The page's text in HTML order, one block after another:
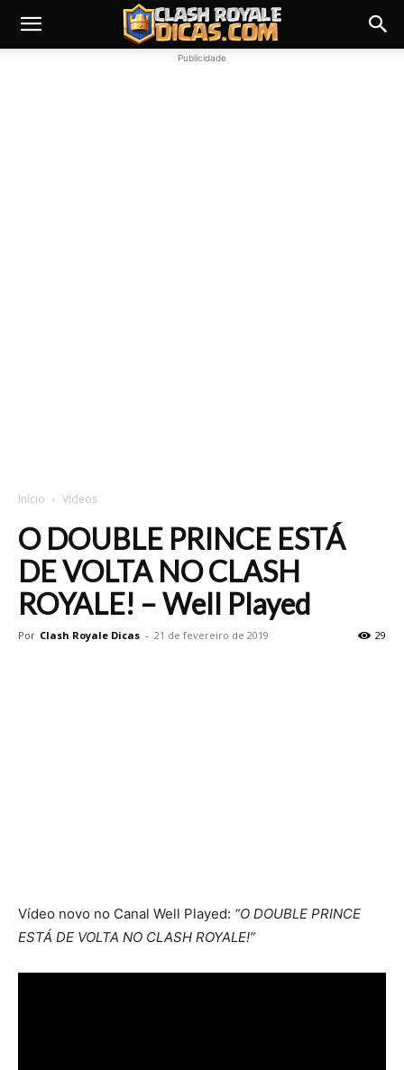
Publicidade
Início Vídeos
O DOUBLE PRINCE ESTÁ
DE VOLTA NO CLASH
ROYALE! – Well Played
Por Clash Royale Dicas - 21 de fevereiro de 2019 29
Vídeo novo no Canal Well Played: “O DOUBLE PRINCE
ESTÁ DE VOLTA NO CLASH ROYALE!”